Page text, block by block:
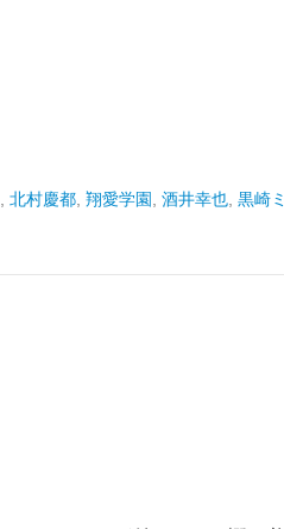
, 北村慶都, 翔愛学園, 酒井幸也, 黒崎